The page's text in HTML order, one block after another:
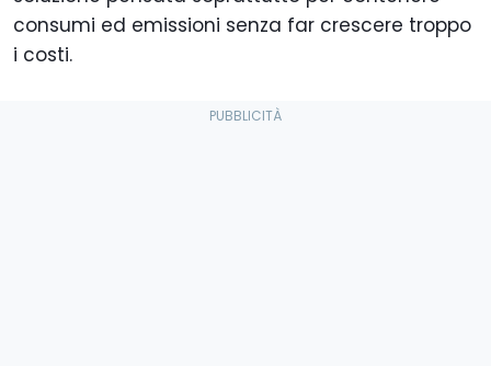
consumi ed emissioni senza far crescere troppo
i costi.